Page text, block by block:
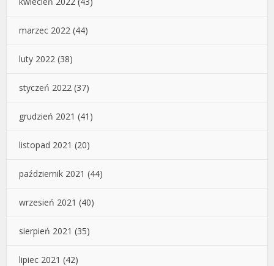
marzec 2022 (44)
luty 2022 (38)
styczeń 2022 (37)
grudzień 2021 (41)
listopad 2021 (20)
październik 2021 (44)
wrzesień 2021 (40)
sierpień 2021 (35)
lipiec 2021 (42)